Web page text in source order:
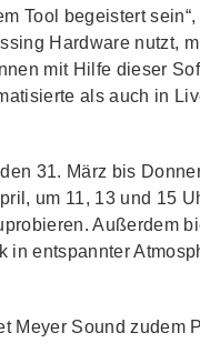
Tool begeistert
Hardware nutzt,
mit Hilfe dieser
als auch in
31. März bis
um 11, 13 und 15
Außerdem
in entspannter
Meyer Sound zudem